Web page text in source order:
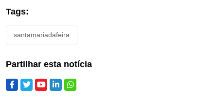
Tags:
santamariadafeira
Partilhar esta notícia